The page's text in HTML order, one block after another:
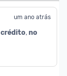
são
ofertas
no
título da
um ano atrás
crédito, no